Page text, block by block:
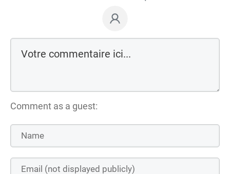
Comment as a guest: